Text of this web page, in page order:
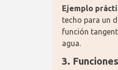
Ejemplo
techo para un
función
agua.
3.